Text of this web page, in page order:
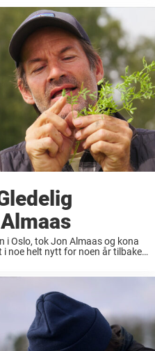
i Oslo, tok Jon Almaas og kona
i noe helt nytt for noen år tilbake.